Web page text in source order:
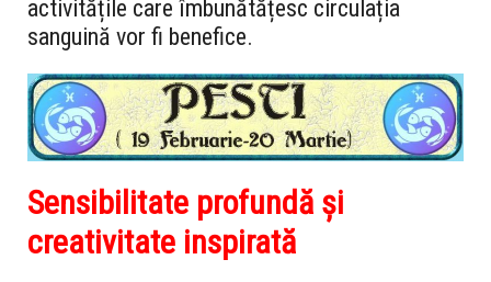
activitățile care îmbunătățesc circulația
sanguină vor fi benefice.
Sensibilitate profundă și
creativitate inspirată